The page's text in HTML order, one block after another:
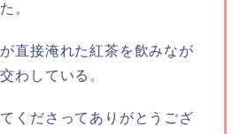
。
直接淹れた紅茶を飲みなが
わしている。
くださってありがとうござ